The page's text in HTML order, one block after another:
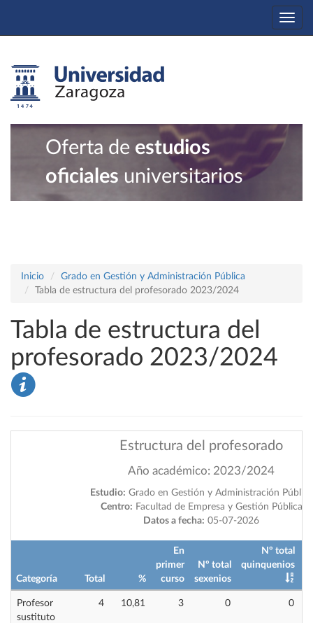
Oferta de estudios
oficiales universitarios
Inicio
Grado en Gestión y Administración Pública
Tabla de estructura del profesorado 2023/2024
Tabla de estructura del
profesorado 2023/2024
Estructura del profesorado
Año académico: 2023/2024
Estudio: Grado en Gestión y Administración Pública
Centro: Facultad de Empresa y Gestión Pública
Datos a fecha: 05-07-2026
Categoría Total %
En
primer
curso
Nº total
sexenios
Nº total
quinquenios
Profesor
sustituto
4 10,81 3 0 0